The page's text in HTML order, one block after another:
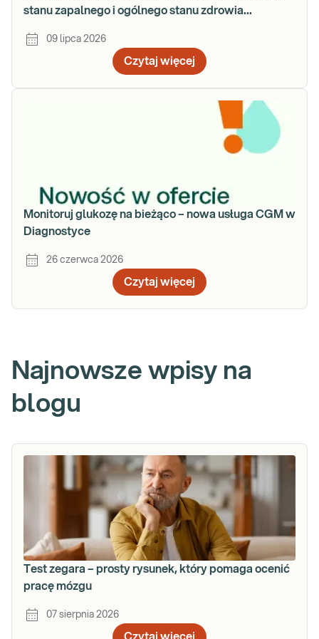
stanu zapalnego i ogólnego stanu zdrowia
09 lipca 2026
Czytaj więcej
Monitoruj glukozę na bieżąco – nowa usługa CGM w
Diagnostyce
26 czerwca 2026
Czytaj więcej
Najnowsze wpisy na
blogu
Test zegara – prosty rysunek, który pomaga ocenić
pracę mózgu
07 sierpnia 2026